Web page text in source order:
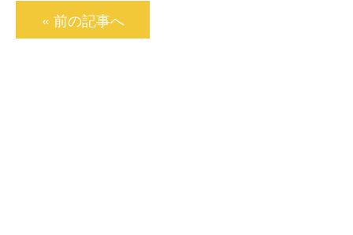
« 前の記事へ